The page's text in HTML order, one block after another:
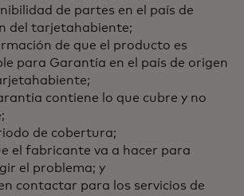
de partes en el país de
del tarjetahabiente;
de que el producto es
para Garantía en el país de origen
contiene lo que cubre y no
de cobertura;
el fabricante va a hacer para
el problema; y
contactar para los servicios de